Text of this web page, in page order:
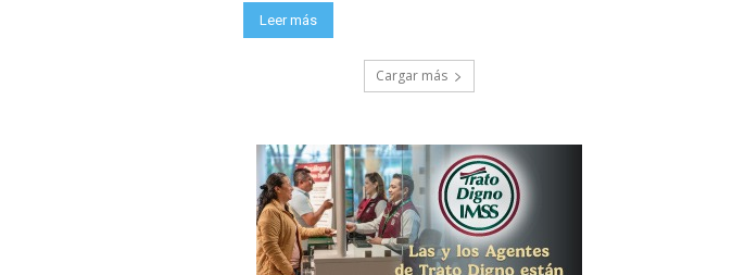
Leer más
Cargar más